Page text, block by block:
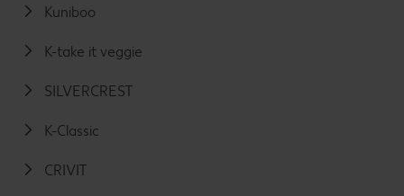
Kuniboo
K-take it veggie
SILVERCREST
K-Classic
CRIVIT